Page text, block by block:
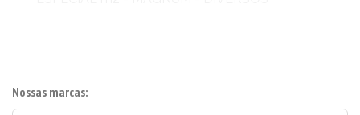
Nossas marcas: